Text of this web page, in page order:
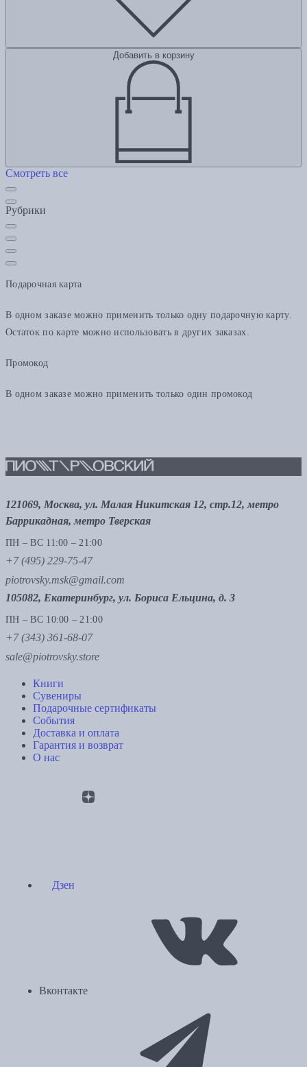
Добавить в корзину
Смотреть все
Рубрики
Подарочная карта
В одном заказе можно применить только одну подарочную карту.
Остаток по карте можно использовать в других заказах.
Промокод
В одном заказе можно применить только один промокод
121069, Москва, ул. Малая Никитская 12, стр.12, метро
Баррикадная, метро Тверская
ПН – ВС 11:00 – 21:00
+7 (495) 229-75-47
piotrovsky.msk@gmail.com
105082, Екатеринбург, ул. Бориса Ельцина, д. 3
ПН – ВС 10:00 – 21:00
+7 (343) 361-68-07
sale@piotrovsky.store
Книги
Сувениры
Подарочные сертификаты
События
Доставка и оплата
Гарантия и возврат
О нас
Дзен
Вконтакте